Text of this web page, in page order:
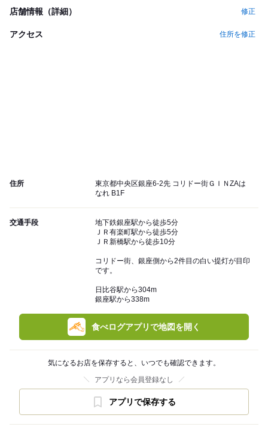
店舗情報（詳細） 修正
アクセス 住所を修正
住所
東京都中央区銀座6-2先 コリドー街ＧＩＮZAは
なれ B1F
交通手段
地下鉄銀座駅から徒歩5分
ＪＲ有楽町駅から徒歩5分
ＪＲ新橋駅から徒歩10分
コリドー街、銀座側から2件目の白い提灯が目印
です。
日比谷駅から304m
銀座駅から338m
食べログアプリで地図を開く
気になるお店を保存すると、いつでも確認できます。
アプリなら会員登録なし
アプリで保存する